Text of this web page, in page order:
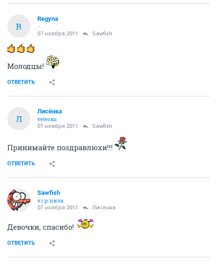
R
Regyna
-
07 ноября 2011 Sawfish
Молодцы!
ОТВЕТИТЬ
Л
Лисёнка
veteran
07 ноября 2011 Sawfish
Принимайте поздравлюхи!!!
ОТВЕТИТЬ
Sawfish
v.i.p.пила
07 ноября 2011 Лисёнка
Девочки, спасибо!
ОТВЕТИТЬ